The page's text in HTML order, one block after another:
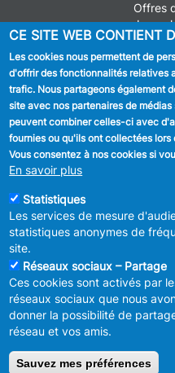
Offres
MENU
LEGAL
CE SITE WEB CONTIENT
Les cookies nous permettent de
d'offrir des fonctionnalités relatives
trafic. Nous partageons également
site avec nos partenaires de
peuvent combiner celles-ci avec
fournies ou qu'ils ont collectées
Vous consentez à nos cookies si
En savoir plus
Statistiques
Les services de mesure
statistiques anonymes de
site.
Réseaux sociaux – Partage
Ces cookies sont activés par
réseaux sociaux que nous
donner la possibilité de
réseau et vos amis.
Sauvez mes préférences